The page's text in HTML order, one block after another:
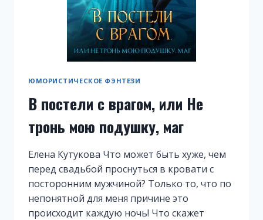
ЮМОРИСТИЧЕСКОЕ ФЭНТЕЗИ
В постели с врагом, или Не
тронь мою подушку, маг
Елена Кутукова Что может быть хуже, чем
перед свадьбой проснуться в кровати с
посторонним мужчиной? Только то, что по
непонятной для меня причине это
происходит каждую ночь! Что скажет